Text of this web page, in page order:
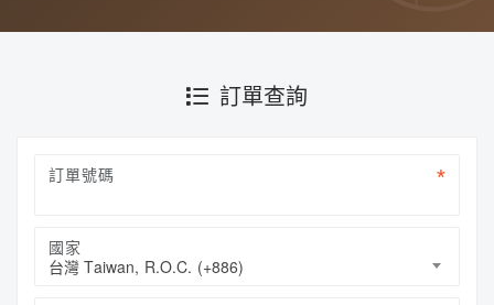
訂單查詢
訂單號碼
國家
台灣 Taiwan, R.O.C. (+886)